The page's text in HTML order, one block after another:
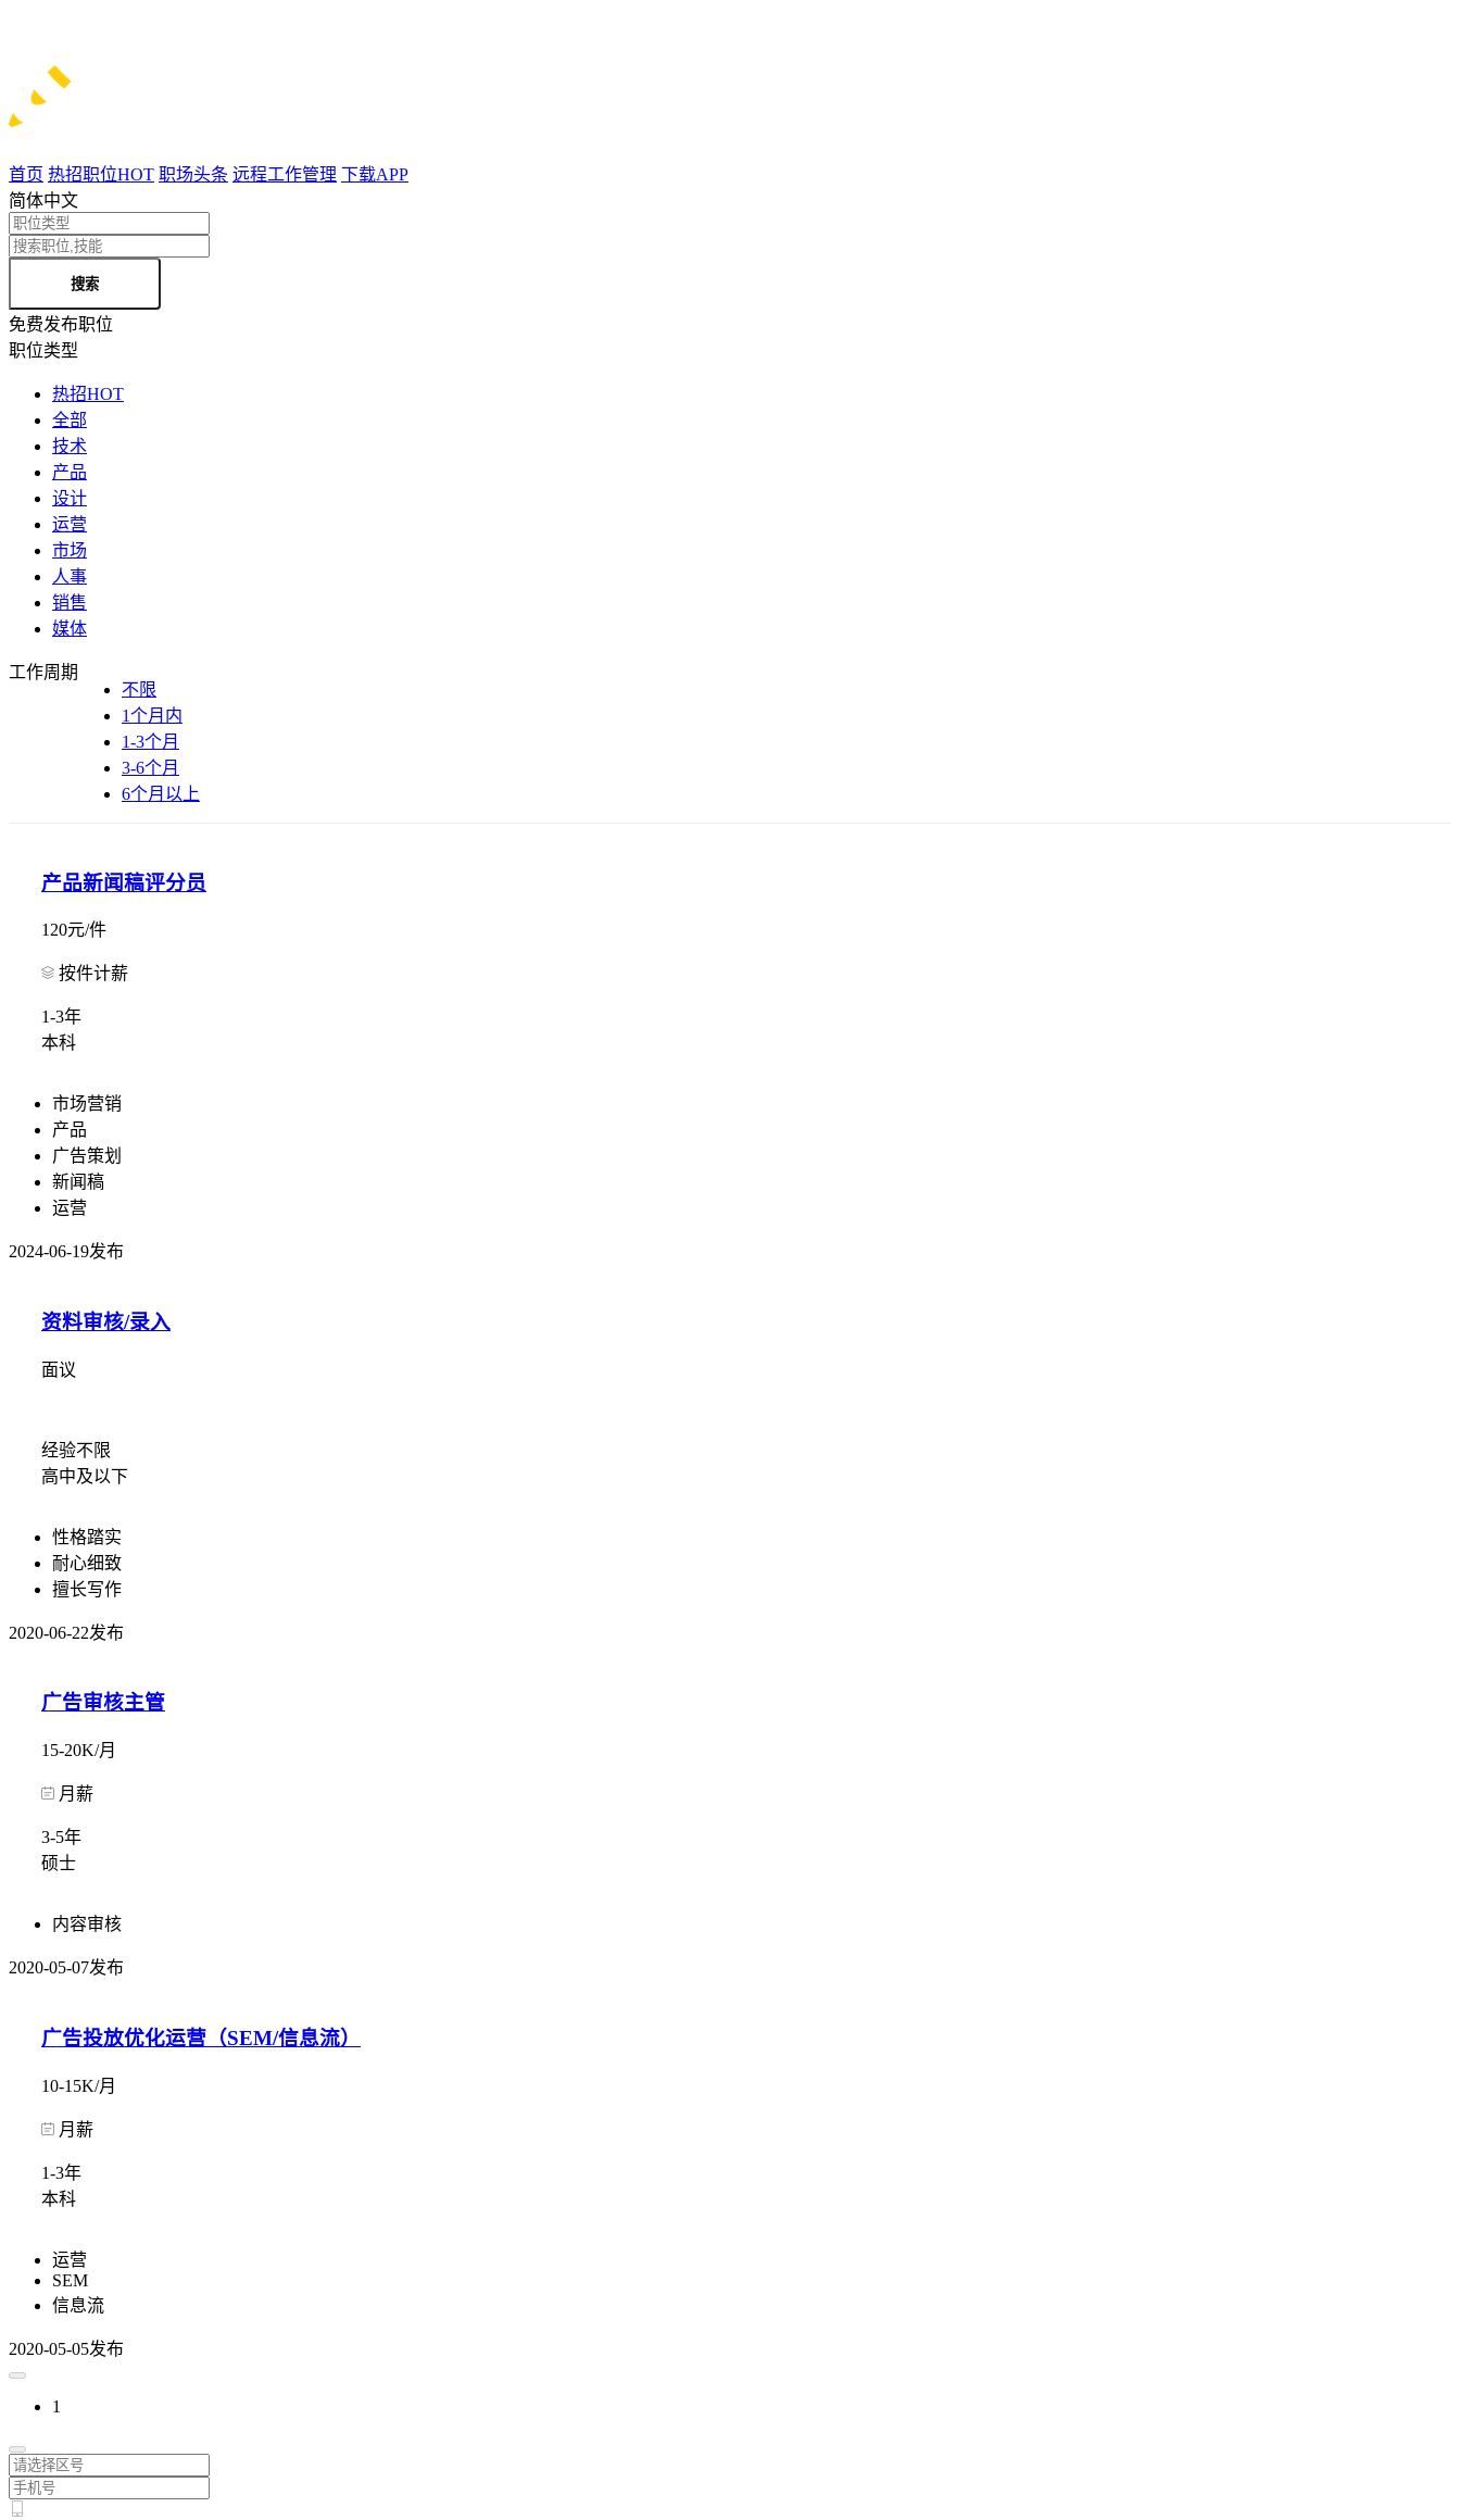
首页 热招职位HOT 职场头条 远程工作管理 下载APP
简体中文
搜索
免费发布职位
职位类型
热招HOT
全部
技术
产品
设计
运营
市场
人事
销售
媒体
工作周期
不限
1个月内
1-3个月
3-6个月
6个月以上
产品新闻稿评分员
120元/件
按件计薪
1-3年
本科
市场营销
产品
广告策划
新闻稿
运营
2024-06-19发布
资料审核/录入
面议
经验不限
高中及以下
性格踏实
耐心细致
擅长写作
2020-06-22发布
广告审核主管
15-20K/月
月薪
3-5年
硕士
内容审核
2020-05-07发布
广告投放优化运营（SEM/信息流）
10-15K/月
月薪
1-3年
本科
运营
SEM
信息流
2020-05-05发布
1